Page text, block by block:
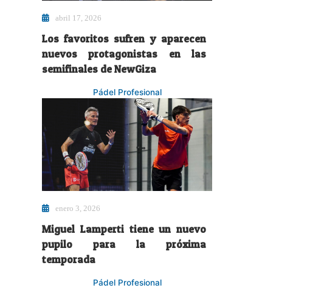
abril 17, 2026
Los favoritos sufren y aparecen
nuevos protagonistas en las
semifinales de NewGiza
Pádel Profesional
enero 3, 2026
Miguel Lamperti tiene un nuevo
pupilo para la próxima
temporada
Pádel Profesional